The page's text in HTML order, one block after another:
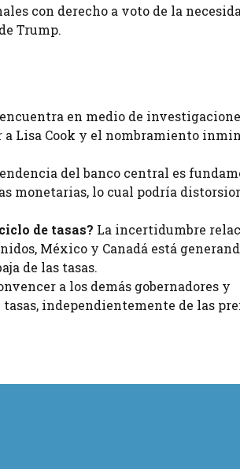
con derecho a voto de la
Trump.
encuentra en medio de
Lisa Cook y el nombramiento
del banco central es
monetarias, lo cual podría
de tasas? La incertidumbre
México y Canadá está
de las tasas.
a los demás gobernadores y
independientemente de las